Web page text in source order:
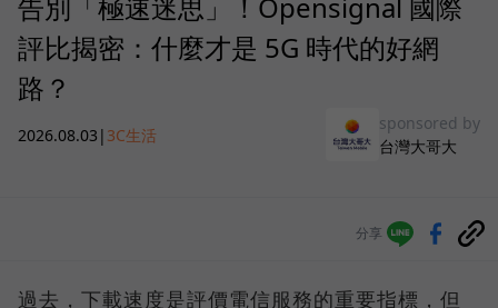
告別「極速迷思」！Opensignal 國際
評比揭密：什麼才是 5G 時代的好網
路？
2026.08.03 | 3C生活
sponsored by
台灣大哥大
分享
過去，下載速度是評價電信服務的重要指標，但